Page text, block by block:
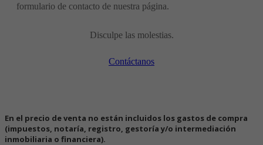
formulario de contacto de nuestra página.
Disculpe las molestias.
Contáctanos
En el precio de venta no están incluidos los gastos de compra
(impuestos, notaría, registro, gestoría y/o intermediación
inmobiliaria o financiera).